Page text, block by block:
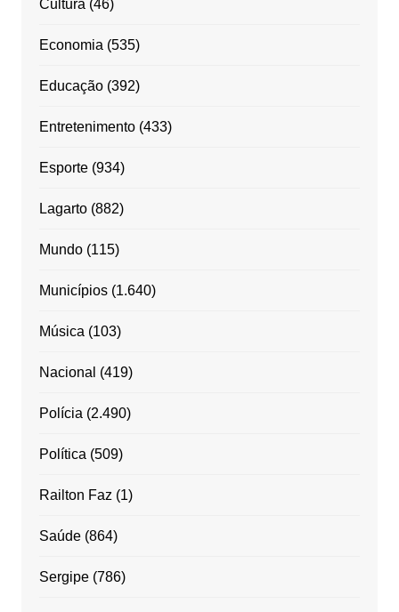
Cultura (46)
Economia (535)
Educação(392)
Entretenimento(433)
Esporte(934)
Lagarto(882)
Mundo(115)
Municípios(1.640)
Música (103)
Nacional (419)
Polícia (2.490)
Política (509)
Railton Faz (1)
Saúde(864)
Sergipe(786)